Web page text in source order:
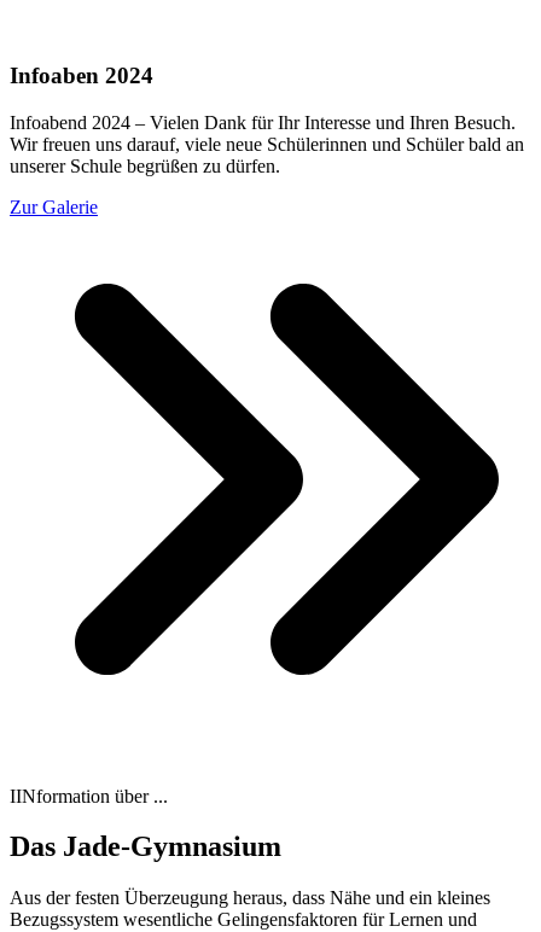
Infoaben 2024
Infoabend 2024 – Vielen Dank für Ihr Interesse und Ihren Besuch.
Wir freuen uns darauf, viele neue Schülerinnen und Schüler bald an
unserer Schule begrüßen zu dürfen.
Zur Galerie
IINformation über ...
Das Jade-Gymnasium
Aus der festen Überzeugung heraus, dass Nähe und ein kleines
Bezugssystem wesentliche Gelingensfaktoren für Lernen und